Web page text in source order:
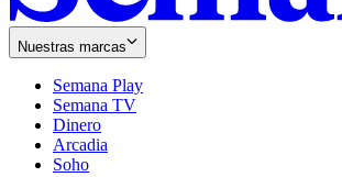
Nuestras marcas
Semana Play
Semana TV
Dinero
Arcadia
Soho